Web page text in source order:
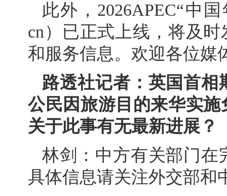
此外，2026APEC“中
cn）已正式上线，将及
和服务信息。欢迎各位媒
路透社记者：英国首
公民因旅游目的来华实
关于此事有无最新进展？
林剑：中方有关部门在
具体信息请关注外交部和